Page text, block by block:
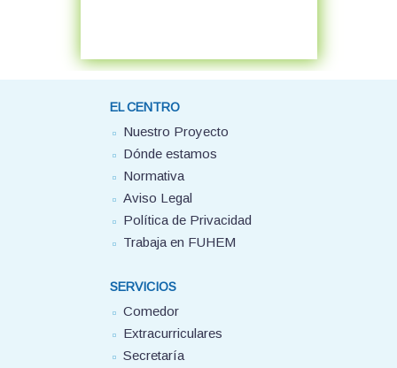
EL CENTRO
Nuestro Proyecto
Dónde estamos
Normativa
Aviso Legal
Política de Privacidad
Trabaja en FUHEM
SERVICIOS
Comedor
Extracurriculares
Secretaría